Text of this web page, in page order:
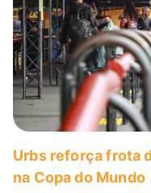
Urbs reforça frota
na Copa do Mundo